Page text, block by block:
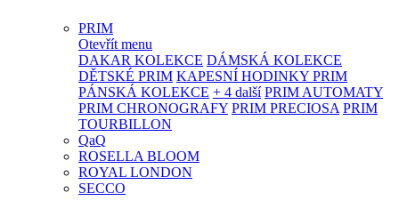
PRIM
Otevřít menu
DAKAR KOLEKCE DÁMSKÁ KOLEKCE
DĚTSKÉ PRIM KAPESNÍ HODINKY PRIM
PÁNSKÁ KOLEKCE + 4 další PRIM AUTOMATY
PRIM CHRONOGRAFY PRIM PRECIOSA PRIM
TOURBILLON
QaQ
ROSELLA BLOOM
ROYAL LONDON
SECCO